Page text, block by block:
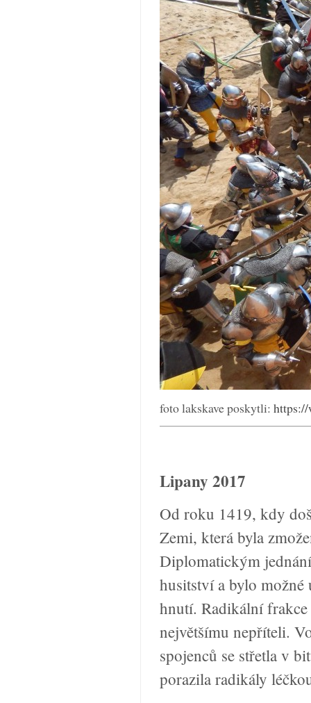
foto lakskave poskytli:
Lipany 2017
Od roku 1419, kdy
Zemi, která byla
Diplomatickým
husitství a bylo
hnutí. Radikální frakce
největšímu nepříteli.
spojenců se střetla v
porazila radikály